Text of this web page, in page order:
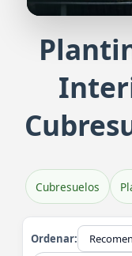
Plantines
Belleza y color
Cubresuelos
Ordenar: